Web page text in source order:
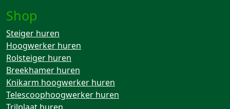
Shop
Steiger huren
Hoogwerker huren
Rolsteiger huren
Breekhamer huren
Knikarm hoogwerker huren
Telescoophoogwerker huren